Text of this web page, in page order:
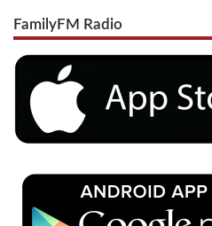
FamilyFM Radio